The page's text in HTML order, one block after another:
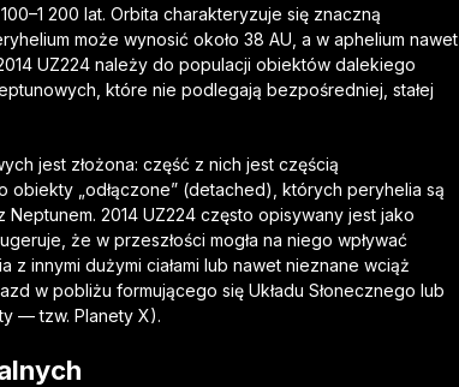
200 lat. Orbita charakteryzuje się znaczną
może wynosić około 38 AU, a w aphelium nawet
UZ224 należy do populacji obiektów dalekiego
które nie podlegają bezpośredniej, stałej
jest złożona: część z nich jest częścią
„odłączone” (detached), których peryhelia są
2014 UZ224 często opisywany jest jako
że w przeszłości mogła na niego wpływać
z innymi dużymi ciałami lub nawet nieznane wciąż
w pobliżu formującego się Układu Słonecznego lub
— tzw. Planety X).